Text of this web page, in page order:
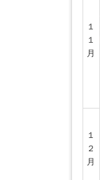
１
１
月
１
２
月